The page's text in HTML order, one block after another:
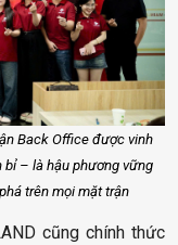
Back Office được vinh
bỉ – là hậu phương vững
trên mọi mặt trận
cũng chính thức